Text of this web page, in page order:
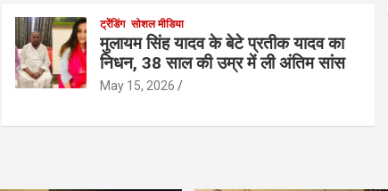
ट्रेंडिंग सोशल मीडिया
मुलायम सिंह यादव के बेटे प्रतीक यादव का
निधन, 38 साल की उम्र में ली अंतिम सांस
May 15, 2026